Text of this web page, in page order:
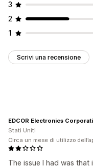
3
2
1
Scrivi una recensione
The issue I had was
EDCOR Electronics
Stati Uniti
Circa un mese di utilizzo